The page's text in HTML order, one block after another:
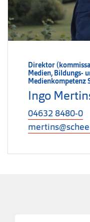
Direktor
Medien, Bildungs-
Medienkompetenz
Ingo
04632 8480-0